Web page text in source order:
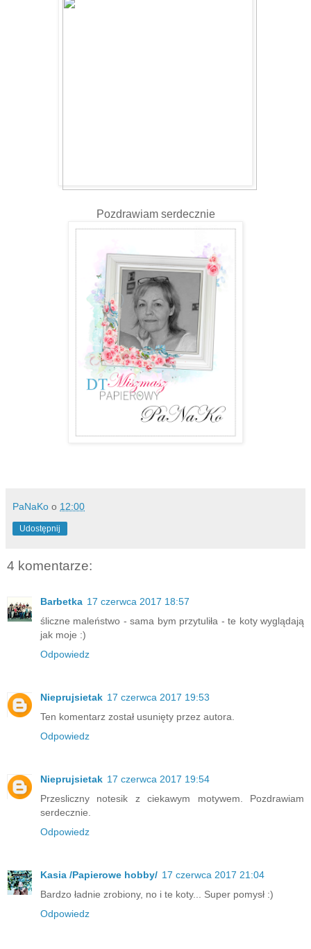
Pozdrawiam serdecznie
PaNaKo o 12:00
Udostępnij
4 komentarze:
Barbetka 17 czerwca 2017 18:57
śliczne maleństwo - sama bym przytuliła - te koty wyglądają
jak moje :)
Odpowiedz
Nieprujsietak 17 czerwca 2017 19:53
Ten komentarz został usunięty przez autora.
Odpowiedz
Nieprujsietak 17 czerwca 2017 19:54
Przesliczny notesik z ciekawym motywem. Pozdrawiam
serdecznie.
Odpowiedz
Kasia /Papierowe hobby/ 17 czerwca 2017 21:04
Bardzo ładnie zrobiony, no i te koty... Super pomysł :)
Odpowiedz